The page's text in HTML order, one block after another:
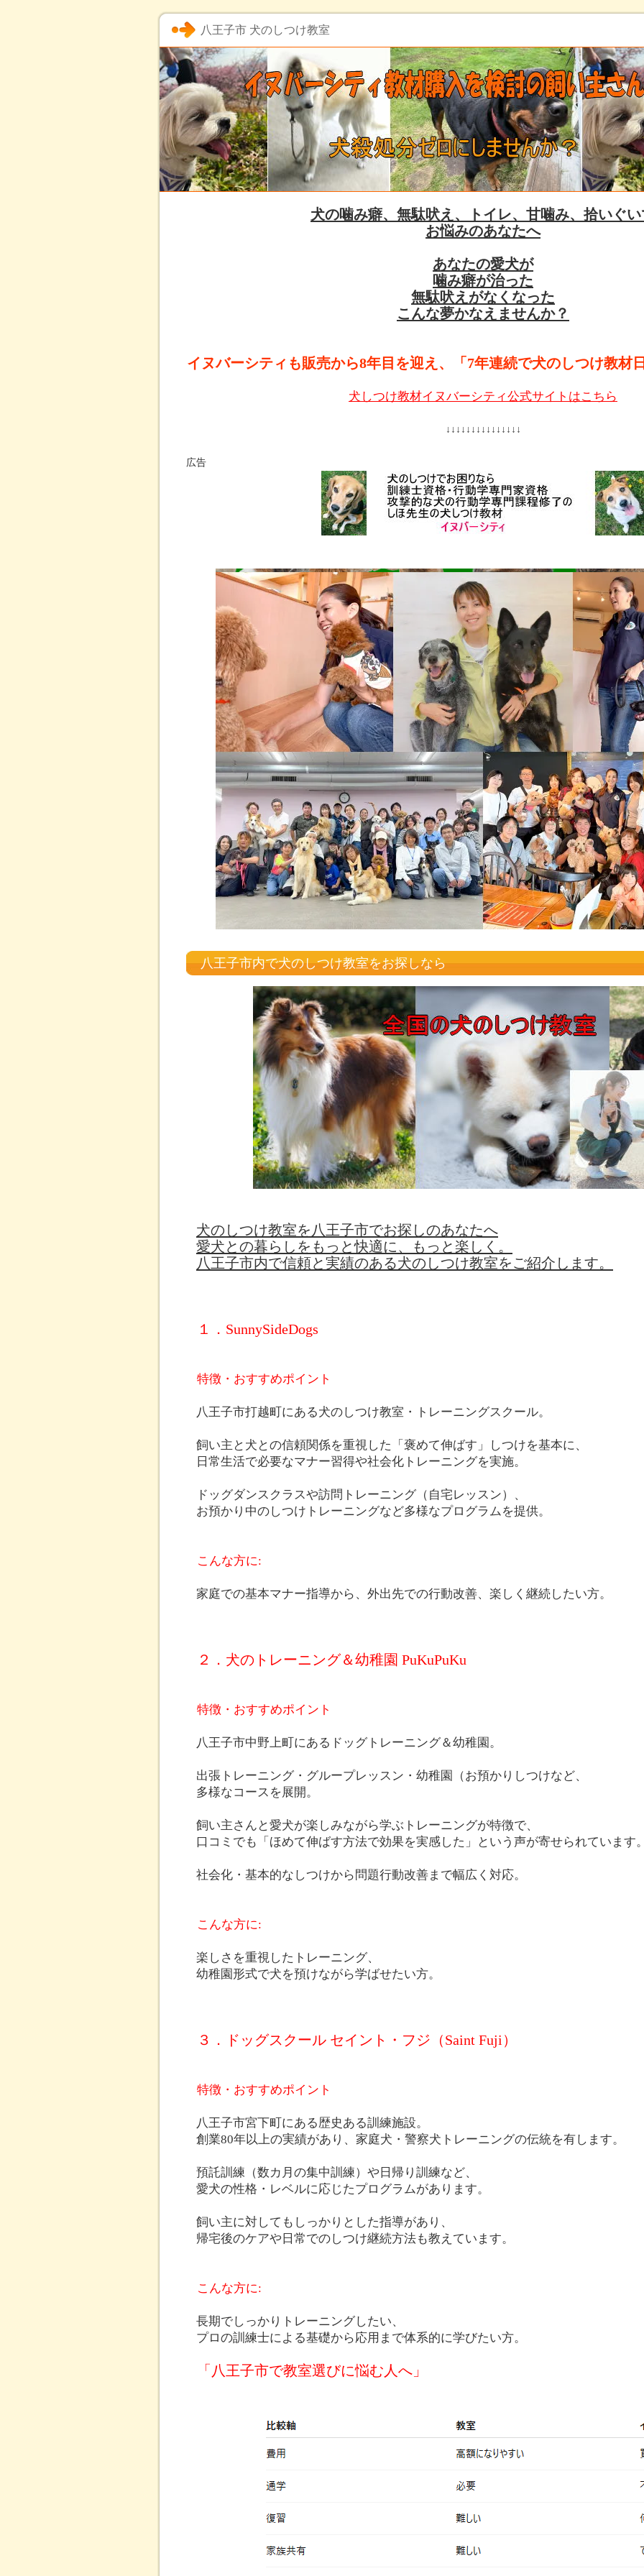
八王子市 犬のしつけ教室
犬の噛み癖、無駄吠え、トイレ、甘噛み、拾いぐい
お悩みのあなたへ
あなたの愛犬が
噛み癖が治った
無駄吠えがなくなった
こんな夢かなえませんか？
イヌバーシティも販売から8年目を迎え、「7年連続で犬のしつけ教材
犬しつけ教材イヌバーシティ公式サイトはこちら
↓↓↓↓↓↓↓↓↓↓↓↓↓↓↓
広告
八王子市内で犬のしつけ教室をお探しなら
犬のしつけ教室を八王子市でお探しのあなたへ
愛犬との暮らしをもっと快適に、もっと楽しく。
八王子市内で信頼と実績のある犬のしつけ教室をご紹介します。
１．SunnySideDogs
特徴・おすすめポイント
八王子市打越町にある犬のしつけ教室・トレーニングスクール。
飼い主と犬との信頼関係を重視した「褒めて伸ばす」しつけを基本に、
日常生活で必要なマナー習得や社会化トレーニングを実施。
ドッグダンスクラスや訪問トレーニング（自宅レッスン）、
お預かり中のしつけトレーニングなど多様なプログラムを提供。
こんな方に:
家庭での基本マナー指導から、外出先での行動改善、楽しく継続したい方。
２．犬のトレーニング＆幼稚園 PuKuPuKu
特徴・おすすめポイント
八王子市中野上町にあるドッグトレーニング＆幼稚園。
出張トレーニング・グループレッスン・幼稚園（お預かりしつけなど、
多様なコースを展開。
飼い主さんと愛犬が楽しみながら学ぶトレーニングが特徴で、
口コミでも「ほめて伸ばす方法で効果を実感した」という声が寄せられています
社会化・基本的なしつけから問題行動改善まで幅広く対応。
こんな方に:
楽しさを重視したトレーニング、
幼稚園形式で犬を預けながら学ばせたい方。
３．ドッグスクール セイント・フジ（Saint Fuji）
特徴・おすすめポイント
八王子市宮下町にある歴史ある訓練施設。
創業80年以上の実績があり、家庭犬・警察犬トレーニングの伝統を有します。
預託訓練（数カ月の集中訓練）や日帰り訓練など、
愛犬の性格・レベルに応じたプログラムがあります。
飼い主に対してもしっかりとした指導があり、
帰宅後のケアや日常でのしつけ継続方法も教えています。
こんな方に:
長期でしっかりトレーニングしたい、
プロの訓練士による基礎から応用まで体系的に学びたい方。
「八王子市で教室選びに悩む人へ」